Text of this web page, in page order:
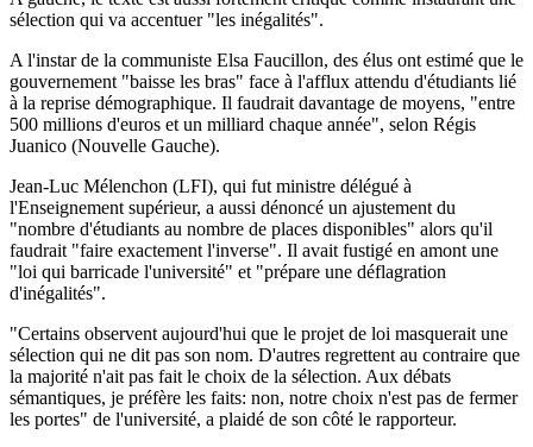
sélection qui va accentuer "les inégalités".
A l'instar de la communiste Elsa Faucillon, des élus ont estimé que le
gouvernement "baisse les bras" face à l'afflux attendu d'étudiants lié
à la reprise démographique. Il faudrait davantage de moyens, "entre
500 millions d'euros et un milliard chaque année", selon Régis
Juanico (Nouvelle Gauche).
Jean-Luc Mélenchon (LFI), qui fut ministre délégué à
l'Enseignement supérieur, a aussi dénoncé un ajustement du
"nombre d'étudiants au nombre de places disponibles" alors qu'il
faudrait "faire exactement l'inverse". Il avait fustigé en amont une
"loi qui barricade l'université" et "prépare une déflagration
d'inégalités".
"Certains observent aujourd'hui que le projet de loi masquerait une
sélection qui ne dit pas son nom. D'autres regrettent au contraire que
la majorité n'ait pas fait le choix de la sélection. Aux débats
sémantiques, je préfère les faits: non, notre choix n'est pas de fermer
les portes" de l'université, a plaidé de son côté le rapporteur.